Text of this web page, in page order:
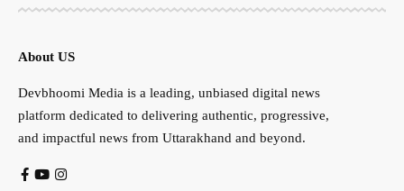
About US
Devbhoomi Media is a leading, unbiased digital news
platform dedicated to delivering authentic, progressive,
and impactful news from Uttarakhand and beyond.